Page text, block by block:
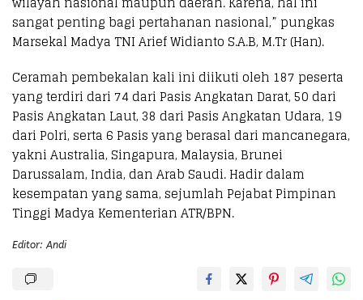
sangat penting bagi pertahanan nasional,” pungkas
Marsekal Madya TNI Arief Widianto S.A.B, M.Tr (Han).
Ceramah pembekalan kali ini diikuti oleh 187 peserta
yang terdiri dari 74 dari Pasis Angkatan Darat, 50 dari
Pasis Angkatan Laut, 38 dari Pasis Angkatan Udara, 19
dari Polri, serta 6 Pasis yang berasal dari mancanegara,
yakni Australia, Singapura, Malaysia, Brunei
Darussalam, India, dan Arab Saudi. Hadir dalam
kesempatan yang sama, sejumlah Pejabat Pimpinan
Tinggi Madya Kementerian ATR/BPN.
Editor: Andi